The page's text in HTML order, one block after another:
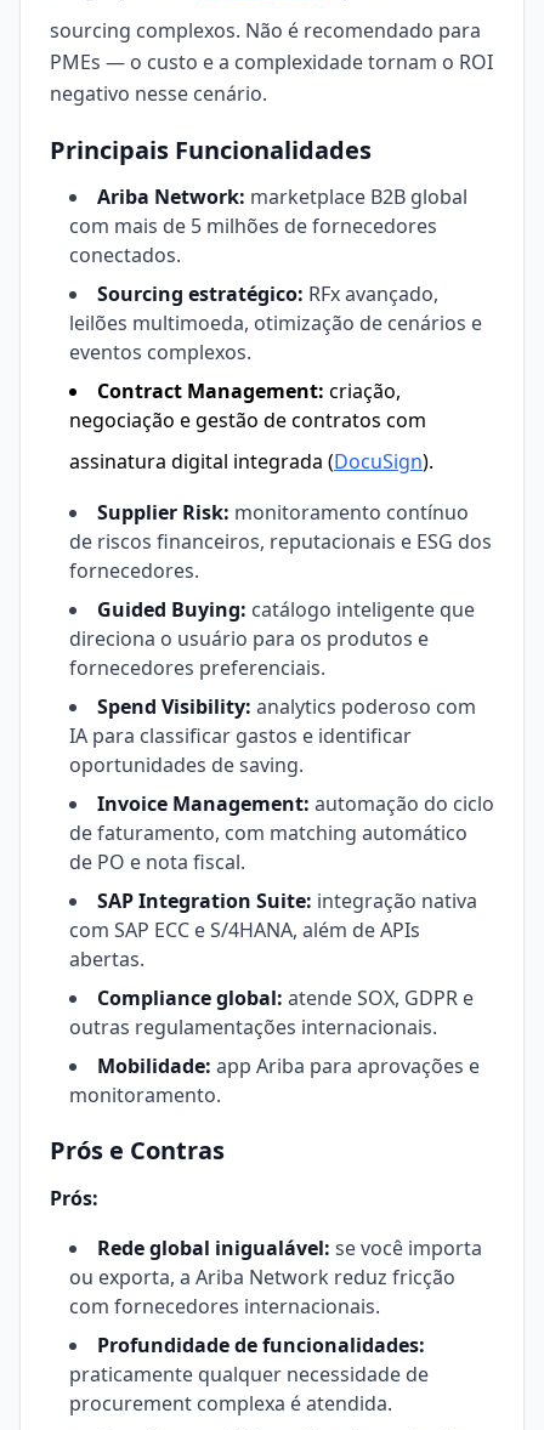
sourcing complexos. Não é recomendado para
PMEs — o custo e a complexidade tornam o ROI
negativo nesse cenário.
Principais Funcionalidades
Ariba Network: marketplace B2B global
com mais de 5 milhões de fornecedores
conectados.
Sourcing estratégico: RFx avançado,
leilões multimoeda, otimização de cenários e
eventos complexos.
Contract Management: criação,
negociação e gestão de contratos com
assinatura digital integrada (DocuSign).
Supplier Risk: monitoramento contínuo
de riscos financeiros, reputacionais e ESG dos
fornecedores.
Guided Buying: catálogo inteligente que
direciona o usuário para os produtos e
fornecedores preferenciais.
Spend Visibility: analytics poderoso com
IA para classificar gastos e identificar
oportunidades de saving.
Invoice Management: automação do ciclo
de faturamento, com matching automático
de PO e nota fiscal.
SAP Integration Suite: integração nativa
com SAP ECC e S/4HANA, além de APIs
abertas.
Compliance global: atende SOX, GDPR e
outras regulamentações internacionais.
Mobilidade: app Ariba para aprovações e
monitoramento.
Prós e Contras
Prós:
Rede global inigualável: se você importa
ou exporta, a Ariba Network reduz fricção
com fornecedores internacionais.
Profundidade de funcionalidades:
praticamente qualquer necessidade de
procurement complexa é atendida.